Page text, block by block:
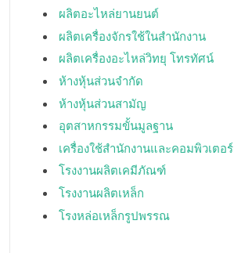
ผลิตอะไหล่ยานยนต์
ผลิตเครื่องจักรใช้ในสำนักงาน
ผลิตเครื่องอะไหล่วิทยุ โทรทัศน์
ห้างหุ้นส่วนจำกัด
ห้างหุ้นส่วนสามัญ
อุตสาหกรรมขั้นมูลฐาน
เครื่องใช้สำนักงานและคอมพิวเตอร์
โรงงานผลิตเคมีภัณฑ์
โรงงานผลิตเหล็ก
โรงหล่อเหล็กรูปพรรณ